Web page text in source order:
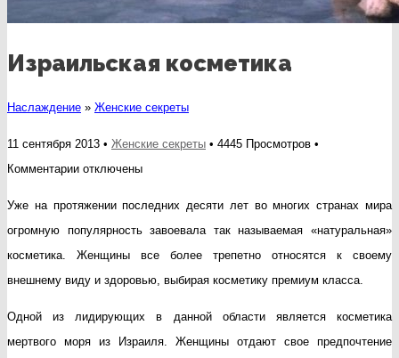
Израильская косметика
Наслаждение » Женские секреты
11 сентября 2013 • Женские секреты • 4445 Просмотров •
Комментариикотключены
Уже на протяжении последних десяти лет во многих странах мира
огромную популярность завоевала так называемая «натуральная»
косметика. Женщины все более трепетно относятся к своему
внешнему виду и здоровью, выбирая косметику премиум класса.
Одной из лидирующих в данной области является косметика
мертвого моря из Израиля. Женщины отдают свое предпочтение